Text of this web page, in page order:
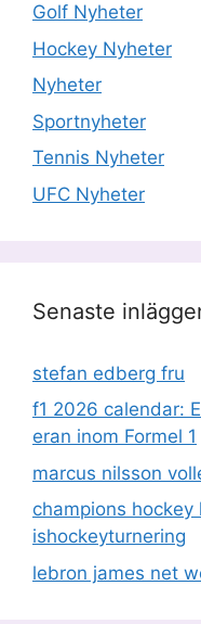
Golf Nyheter
Hockey Nyheter
Nyheter
Sportnyheter
Tennis Nyheter
UFC Nyheter
Senaste
stefan edberg fru
f1 2026 calendar:
eran inom Formel 1
marcus nilsson
champions hockey
ishockeyturnering
lebron james net